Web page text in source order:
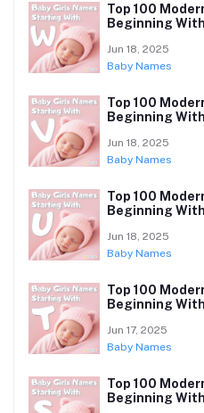
Top 100
Beginning
Jun 18, 2025
Baby Names
Top 100
Beginning
Jun 18, 2025
Baby Names
Top 100
Beginning
Jun 18, 2025
Baby Names
Top 100
Beginning
Jun 17, 2025
Baby Names
Top 100
Beginning